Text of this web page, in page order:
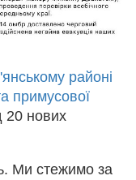
районі
примусової
20 нових
Ми стежимо за